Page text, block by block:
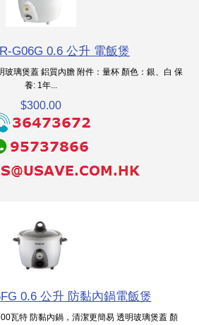
G06G 0.6 公升 電飯煲
玻璃煲蓋 鋁質內膽 附件：量杯 顏色：銀、白 保
養: 1年...
$300.00
0.6 公升 防黏內鍋電飯煲
瓦特 防黏內鍋，清潔更簡易 透明玻璃煲蓋 顏